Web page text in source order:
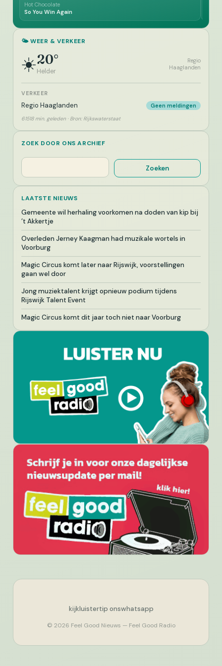
Hot Chocolate
So You Win Again
🌤️ WEER & VERKEER
☀️20°
Helder
Regio
Haaglanden
VERKEER
Regio Haaglanden Geen meldingen
61518 min. geleden · Bron: Rijkswaterstaat
ZOEK DOOR ONS ARCHIEF
Zoeken
Zoeken
LAATSTE NIEUWS
Gemeente wil herhaling voorkomen na doden van kip bij
’t Akkertje
Overleden Jerney Kaagman had muzikale wortels in
Voorburg
Magic Circus komt later naar Rijswijk, voorstellingen
gaan wel door
Jong muziektalent krijgt opnieuw podium tijdens
Rijswijk Talent Event
Magic Circus komt dit jaar toch niet naar Voorburg
kijkluistertip onswhatsapp
© 2026 Feel Good Nieuws — Feel Good Radio